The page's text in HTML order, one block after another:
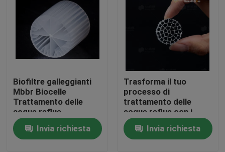
Circa noi
Giro della fabbrica
Controllo di qualità
Contattici
Biofiltre galleggianti
Mbbr Biocelle
Trattamento delle
acque reflue
Invia richiesta
Trasforma il tuo
processo di
trattamento delle
acque reflue con i
media filtranti
flottanti: i media
biofiltri MBBR più
Invia richiesta